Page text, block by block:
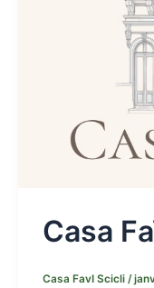
Casa
Casa FavI Scicli /